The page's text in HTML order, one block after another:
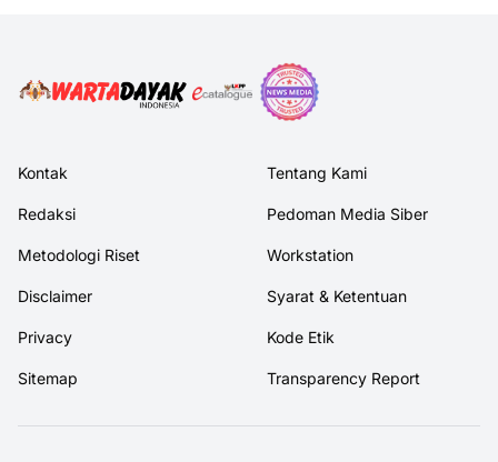
Kontak Tentang Kami
Redaksi Pedoman Media Siber
Metodologi Riset Workstation
Disclaimer Syarat & Ketentuan
Privacy Kode Etik
Sitemap Transparency Report